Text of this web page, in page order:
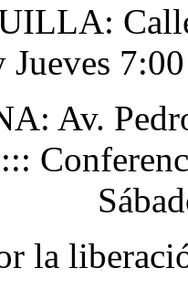
Jueves
Av.
la